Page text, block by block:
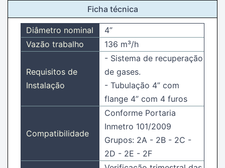
Ficha técnica
Diâmetro nominal
4”
Vazão trabalho
136 m³/h
Requisitos de
Instalação
- Sistema de recuperação
de gases.
- Tubulação 4” com
flange 4” com 4 furos
Compatibilidade
Conforme Portaria
Inmetro 101/2009
Grupos: 2A - 2B - 2C -
2D - 2E - 2F